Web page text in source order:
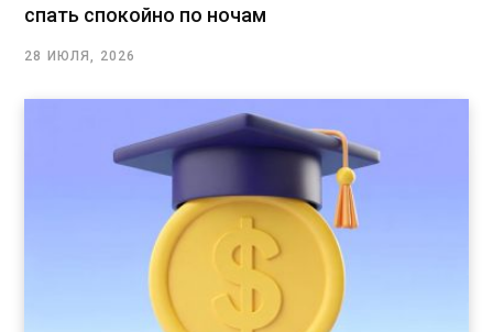
спать спокойно по ночам
28 ИЮЛЯ, 2026